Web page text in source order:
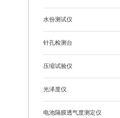
水份测试仪
针孔检测台
压缩试验仪
光泽度仪
电池隔膜透气度测定仪